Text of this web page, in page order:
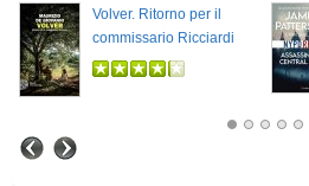
Volver. Ritorno per il
commissario Ricciardi